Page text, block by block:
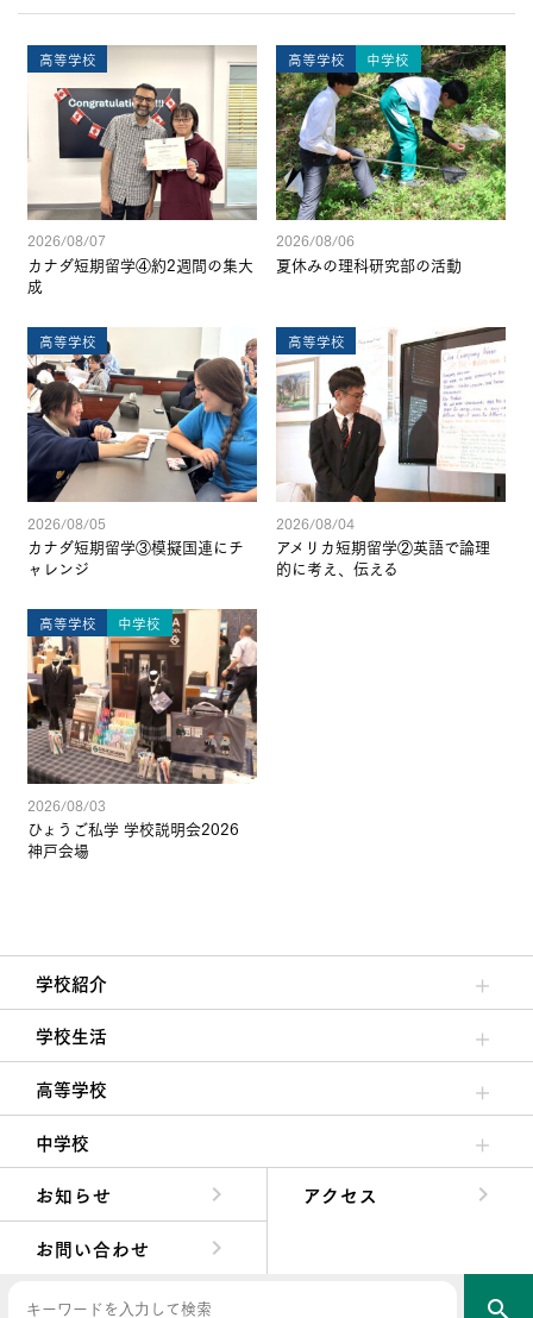
高等学校
2026/08/07
カナダ短期留学④約2週間の集大
成
高等学校 中学校
2026/08/06
夏休みの理科研究部の活動
高等学校
2026/08/05
カナダ短期留学③模擬国連にチ
ャレンジ
高等学校
2026/08/04
アメリカ短期留学②英語で論理
的に考え、伝える
高等学校 中学校
2026/08/03
ひょうご私学 学校説明会2026
神戸会場
学校紹介
理事長/学園長メッセージ
安心して任せられる学校
沿革
施設・設備
大学合格実績
学校生活
クラブ活動・生徒会活動
夙川ブログ
制服紹介
夙川カレンダー
高等学校
高校校長からの挨拶
高校の教育方針／特色
特進コース／進学コース
年間行事
先輩たちの声・生徒たちの声
中学校
中学校長からの挨拶
中学校の教育方針／特色
Aコース／Bコース
年間行事
先輩たちの声・生徒たちの声
お知らせ
アクセス
お問い合わせ
search